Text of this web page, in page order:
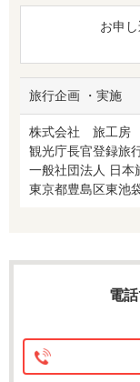
お申
旅行企画 ・実施
株式会社 旅工房
観光庁長官登録旅
一般社団法人 日本
東京都豊島区東池
電